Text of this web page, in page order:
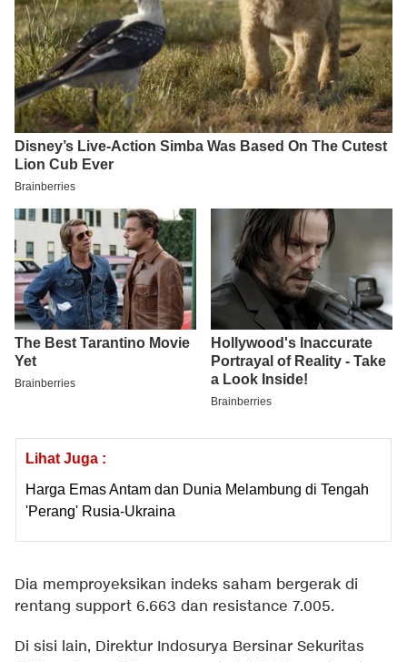
Lihat Juga :
Harga Emas Antam dan Dunia Melambung di Tengah
'Perang' Rusia-Ukraina
Dia memproyeksikan indeks saham bergerak di
rentang support 6.663 dan resistance 7.005.
Di sisi lain, Direktur Indosurya Bersinar Sekuritas